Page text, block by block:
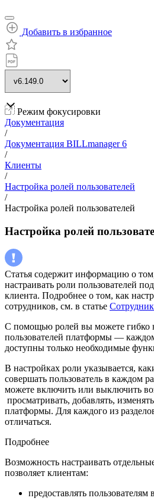
Добавить в избранное
Режим фокусировки
Документация
/
Документация BILLmanager 6
/
Клиенты
/
Настройка ролей пользователей
/
Настройка ролей пользователей
Настройка ролей
Статья содержит информацию о том,
настраивать роли пользователей
клиента. Подробнее о том, как
сотрудников, см. в статье
С помощью ролей вы можете гибко
пользователей платформы —
доступны только необходимые
В настройках роли указывается,
совершать пользователь в каждом
можете включить или выключить
просматривать, добавлять,
платформы. Для каждого из
отличаться.
Подробнее
Возможность настраивать
позволяет клиентам:
предоставлять